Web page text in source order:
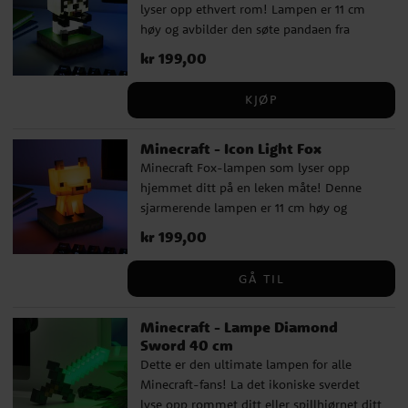
Minecraft-entusiaster. Som et offisielt
lisensiert produkt tilbyr det både kvalitet
og autentisitet, noe som gjør det til et
perfekt tillegg til enhver fansamling.
lyser opp ethvert rom! Lampen er 11 cm
høy og avbilder den søte pandaen fra
Minecraft-verdenen. Det batteridrevne
designet (krever 2 stk. AAA-batterier, ikke
akkurat der du vil. Denne panda-lampen
også en perfekt gave til alle som elsker
Minecraft. Som et offisielt lisensiert
produkt, tilbyr det høy kvalitet og
autentisk design.
Pris:kr 199,00
kr 199,00
KJØP
Minecraft - Icon Light Fox
Minecraft Fox-lampen som lyser opp
hjemmet ditt på en leken måte! Denne
sjarmerende lampen er 11 cm høy og
forestiller den populære reven fra
Minecraft. Lampen drives av 2 stk. AAA-
batterier (ikke inkludert), noe som gjør det
enkelt å plassere den hvor som helst uten
morsomt samleobjekt og en fin gave til
alle Minecraft-fans. Et offisielt lisensiert
produkt som garanterer høy kvalitet og
autentisitet.
Pris:kr 199,00
kr 199,00
GÅ TIL
Minecraft - Lampe Diamond
Sword 40 cm
Dette er den ultimate lampen for alle
Minecraft-fans! La det ikoniske sverdet